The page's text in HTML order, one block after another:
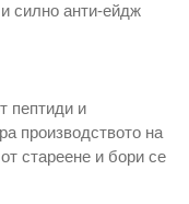
силно анти-ейдж
пептиди и
производството на
стареене и бори се